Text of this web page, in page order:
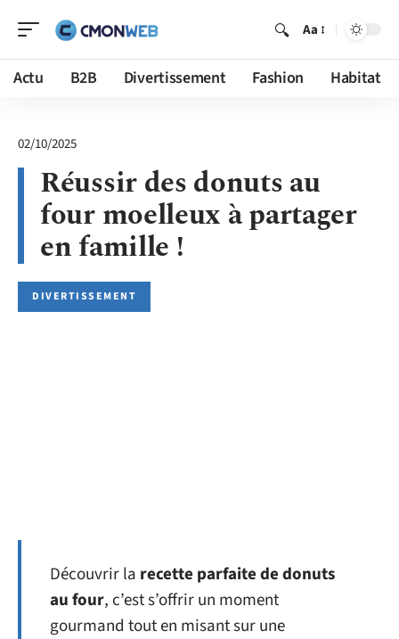
Aa
Actu B2B Divertissement Fashion Habitat
02/10/2025
Réussir des donuts au
four moelleux à partager
en famille !
DIVERTISSEMENT
Découvrir la recette parfaite de donuts
au four, c’est s’offrir un moment
gourmand tout en misant sur une